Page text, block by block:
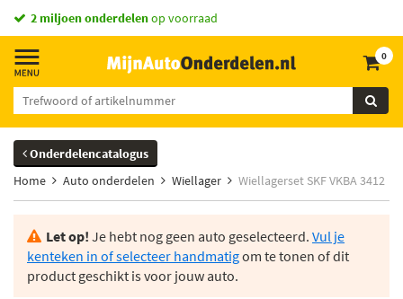
vandaag besteld,morgen in huis *
2 miljoen onderdelenop voorraad
0
Onderdelencatalogus
Home
Auto onderdelen Wiellager Wiellagerset SKF VKBA 3412
Let op! Je hebt nog geen auto geselecteerd. Vul je
kenteken in of selecteer handmatigom te tonen of dit
product geschikt is voor jouw auto.